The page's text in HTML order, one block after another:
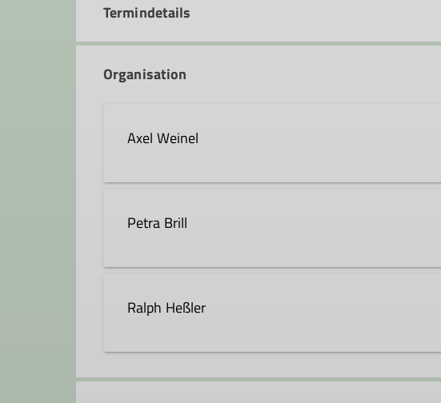
Termindetails
Organisation
Axel Weinel
Petra Brill
Ämter
Ralph Heßler